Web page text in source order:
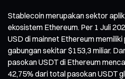
Stablecoin merupakan sektor
ekosistem Ethereum. Per 1 Juli
USD di mainnet Ethereum
gabungan sekitar $153,3 miliar.
pasokan USDT di Ethereum
42,75% dari total pasokan USDT